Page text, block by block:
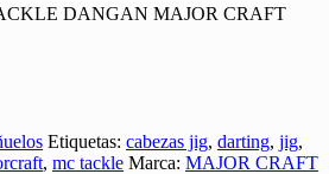
DANGAN MAJOR CRAFT
Etiquetas: cabezas jig, darting, jig,
, mc tackle Marca: MAJOR CRAFT